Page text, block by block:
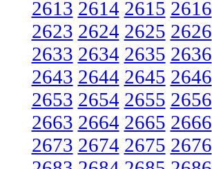
2613 2614 2615 2616
2623 2624 2625 2626
2633 2634 2635 2636
2643 2644 2645 2646
2653 2654 2655 2656
2663 2664 2665 2666
2673 2674 2675 2676